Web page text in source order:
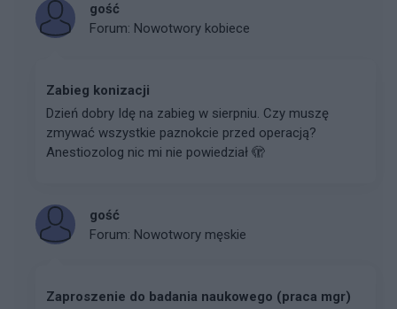
gość
Forum: Nowotwory kobiece
Zabieg konizacji
Dzień dobry Idę na zabieg w sierpniu. Czy muszę
zmywać wszystkie paznokcie przed operacją?
Anestiozolog nic mi nie powiedział 🫣
gość
Forum: Nowotwory męskie
Zaproszenie do badania naukowego (praca mgr)